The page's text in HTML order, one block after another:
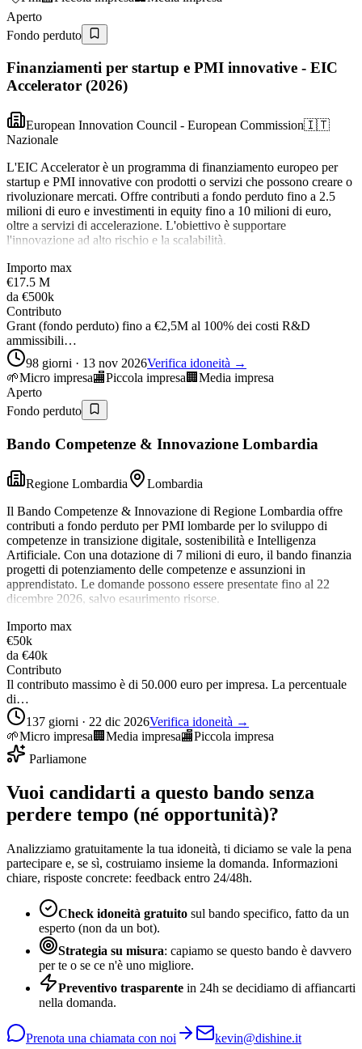
Aperto
Fondo perduto
Finanziamenti per startup e PMI innovative - EIC
Accelerator (2026)
European Innovation Council - European Commission🇮🇹
Nazionale
L'EIC Accelerator è un programma di finanziamento europeo per
startup e PMI innovative con prodotti o servizi che possono creare o
rivoluzionare mercati. Offre contributi a fondo perduto fino a 2.5
milioni di euro e investimenti in equity fino a 10 milioni di euro,
oltre a servizi di accelerazione. L'obiettivo è supportare
l'innovazione ad alto rischio e la scalabilità.
Importo max
€17.5 M
da €500k
Contributo
Grant (fondo perduto) fino a €2,5M al 100% dei costi R&D
ammissibili…
98 giorni · 13 nov 2026Verifica idoneità →
🌱Micro impresa🏬Piccola impresa 🏢 Media impresa
Aperto
Fondo perduto
Bando Competenze & Innovazione Lombardia
Regione Lombardia
Lombardia
Il Bando Competenze & Innovazione di Regione Lombardia offre
contributi a fondo perduto per PMI lombarde per lo sviluppo di
competenze in transizione digitale, sostenibilità e Intelligenza
Artificiale. Con una dotazione di 7 milioni di euro, il bando finanzia
progetti di potenziamento delle competenze e assunzioni in
apprendistato. Le domande possono essere presentate fino al 22
dicembre 2026, salvo esaurimento risorse.
Importo max
€50k
da €40k
Contributo
Il contributo massimo è di 50.000 euro per impresa. La percentuale
di…
137 giorni · 22 dic 2026Verifica idoneità →
🌱Micro impresa 🏢 Media impresa🏬Piccola impresa
Parliamone
Vuoi candidarti a questo bando senza
perdere tempo (né opportunità)?
Analizziamo gratuitamente la tua idoneità, ti diciamo se vale la pena
partecipare e, se sì, costruiamo insieme la domanda. Informazioni
chiare, risposte concrete: feedback entro 24/48h.
Check idoneità gratuito sul bando specifico, fatto da un
esperto (non da un bot).
Strategia su misura: capiamo se questo bando è davvero
per te o se ce n'è uno migliore.
Preventivo trasparente in 24h se decidiamo di affiancarti
nella domanda.
Prenota una chiamata con noi
kevin@dishine.it